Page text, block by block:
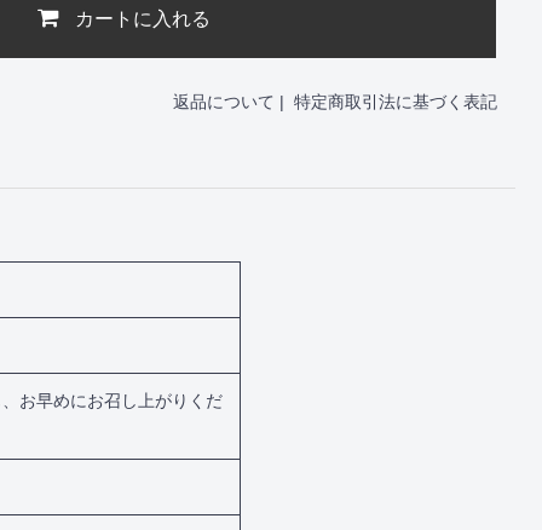
カートに入れる
返品について | 特定商取引法に基づく表記
お早めにお召し上がりくだ